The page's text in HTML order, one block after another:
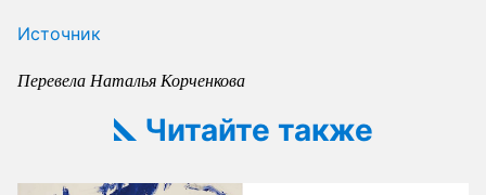
Источник
Перевела Наталья Корченкова
Читайте также